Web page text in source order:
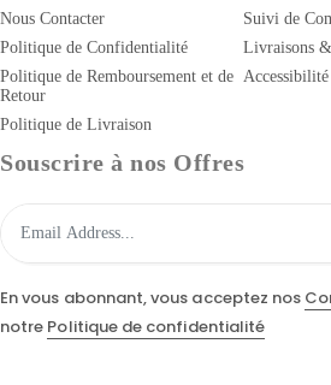
Nous Contacter
Politique de Confidentialité
Politique de Remboursement et de
Retour
Politique de Livraison
Suivi de
Livraisons
Accessibilité
Souscrire à nos Offres
En vous abonnant, vous acceptez nos
notre Politique de confidentialité